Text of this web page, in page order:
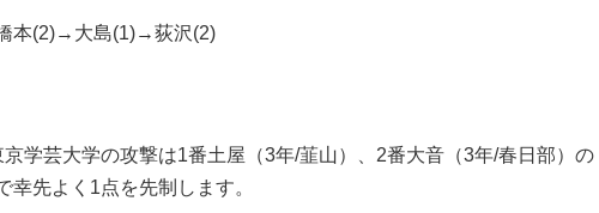
本(2)→大島(1)→荻沢(2)
京学芸大学の攻撃は1番土屋（3年/韮山）、2番大音（3年/春日部）の
幸先よく1点を先制します。